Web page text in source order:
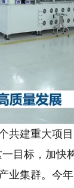
建重大项目
目标，加快
业集群。今